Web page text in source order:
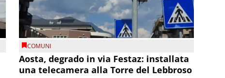
COMUNI
Aosta, degrado in via Festaz: installata
una telecamera alla Torre del Lebbroso